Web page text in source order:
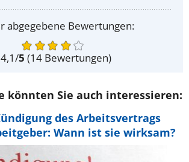
abgegebene Bewertungen:
4,1/5 (14Bewertungen)
könnten Sie auch interessieren:
des Arbeitsvertrags
Wann ist sie wirksam?